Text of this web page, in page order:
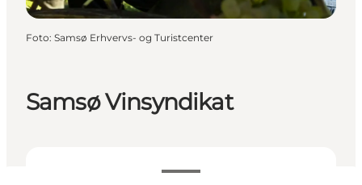
Samsø Vinsyndikat
Foto: Samsø Erhvervs- og Turistcenter